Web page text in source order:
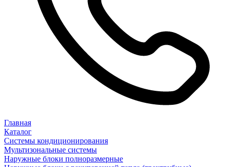
Главная
Каталог
Системы кондиционирования
Мультизональные системы
Наружные блоки полноразмерные